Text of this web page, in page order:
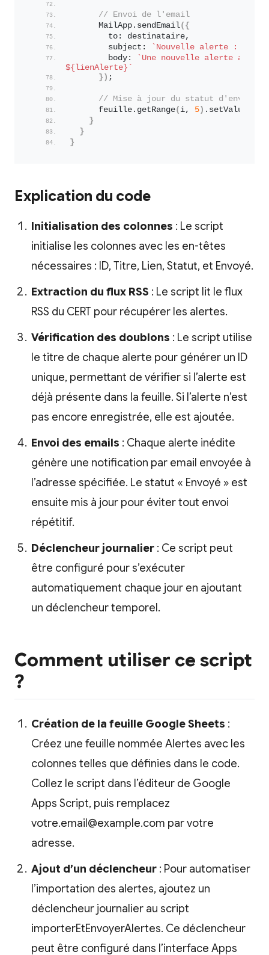
// Envoi de l'email
      MailApp.
sendEmail( {
        to: destinataire,
        subject:
`Nouvelle alerte :
        body:
`Une nouvelle alerte a
${lienAlerte} `
} ) ;
// Mise à jour du statut d'envoi
      feuille.
getRange( i, 5 ) . setValue
}
}
}
Explication du code
Initialisation des colonnes : Le script
initialise les colonnes avec les en-têtes
nécessaires : ID, Titre, Lien, Statut, et Envoyé.
Extraction du flux RSS : Le script lit le flux
RSS du CERT pour récupérer les alertes.
Vérification des doublons : Le script utilise
le titre de chaque alerte pour générer un ID
unique, permettant de vérifier si l’alerte est
déjà présente dans la feuille. Si l’alerte n’est
pas encore enregistrée, elle est ajoutée.
Envoi des emails : Chaque alerte inédite
génère une notification par email envoyée à
l’adresse spécifiée. Le statut « Envoyé » est
ensuite mis à jour pour éviter tout envoi
répétitif.
Déclencheur journalier : Ce script peut
être configuré pour s’exécuter
automatiquement chaque jour en ajoutant
un déclencheur temporel.
Comment utiliser ce script
?
Création de la feuille Google Sheets :
Créez une feuille nommée Alertes avec les
colonnes telles que définies dans le code.
Collez le script dans l’éditeur de Google
Apps Script, puis remplacez
votre.email@example.com par votre
adresse.
Ajout d’un déclencheur : Pour automatiser
l’importation des alertes, ajoutez un
déclencheur journalier au script
importerEtEnvoyerAlertes. Ce déclencheur
peut être configuré dans l’interface Apps